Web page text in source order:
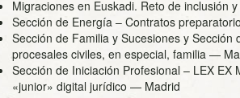
Migraciones en Euskadi. Reto de inclusión
Sección de Energía – Contratos
Sección de Familia y Sucesiones y
procesales civiles, en especial, familia —
Sección de Iniciación Profesional – LEX
«junior» digital jurídico — Madrid